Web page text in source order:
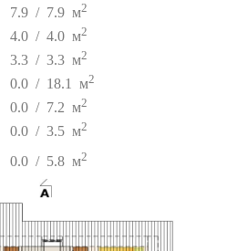
7.9 / 7.9 м2
4.0 / 4.0 м2
3.3 / 3.3 м2
0.0 / 18.1 м2
0.0 / 7.2 м2
0.0 / 3.5 м2
0.0 / 5.8 м2